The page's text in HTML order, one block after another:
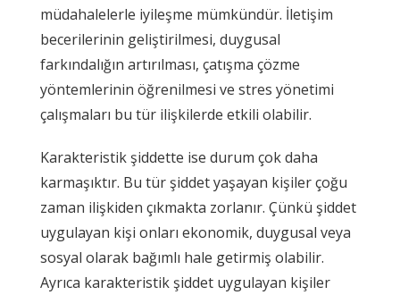
müdahalelerle iyileşme mümkündür. İletişim
becerilerinin geliştirilmesi, duygusal
farkındalığın artırılması, çatışma çözme
yöntemlerinin öğrenilmesi ve stres yönetimi
çalışmaları bu tür ilişkilerde etkili olabilir.
Karakteristik şiddette ise durum çok daha
karmaşıktır. Bu tür şiddet yaşayan kişiler çoğu
zaman ilişkiden çıkmakta zorlanır. Çünkü şiddet
uygulayan kişi onları ekonomik, duygusal veya
sosyal olarak bağımlı hale getirmiş olabilir.
Ayrıca karakteristik şiddet uygulayan kişiler